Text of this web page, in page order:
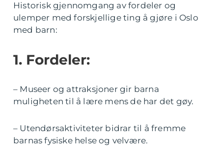
Historisk gjennomgang av fordeler og
ulemper med forskjellige ting å gjøre i Oslo
med barn:
1. Fordeler:
– Museer og attraksjoner gir barna
muligheten til å lære mens de har det gøy.
– Utendørsaktiviteter bidrar til å fremme
barnas fysiske helse og velvære.